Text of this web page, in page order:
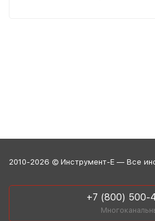
2010-2026 © Инструмент-Е — Все
+7 (800) 500-